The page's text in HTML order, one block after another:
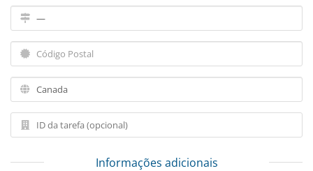
Informações adicionais